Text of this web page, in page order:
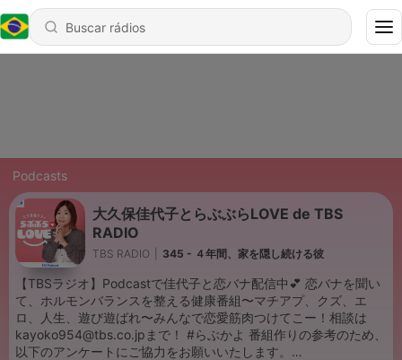
Podcasts
大久保佳代子とらぶぶらLOVE de TBS
RADIO
TBS RADIO 345 - ４年間、家を隠し続ける彼
【TBSラジオ】Podcastで佳代子と恋バナ配信中💕 恋バナを聞い
て、ホルモンバランスを整える健康番組〜マチアプ、クズ、エ
ロ、人生、遊び遊ばれ〜みんなで恋愛筋肉つけてこー！相談は
kayoko954@tbs.co.jpまで！ #らぶかよ 番組作りの参考のため、
以下のアンケートにご協力をお願いいたします。